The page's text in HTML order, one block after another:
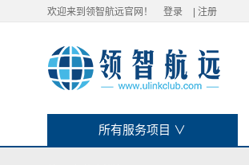
欢迎来到领智航远官网！ 登录 注册
所有服务项目 ∨